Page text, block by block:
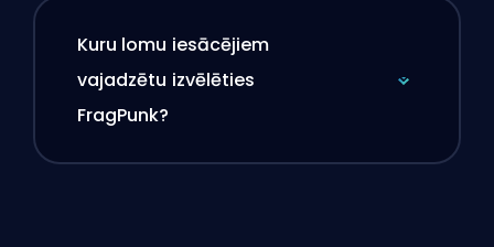
Kuru lomu iesācējiem
vajadzētu izvēlēties
FragPunk?